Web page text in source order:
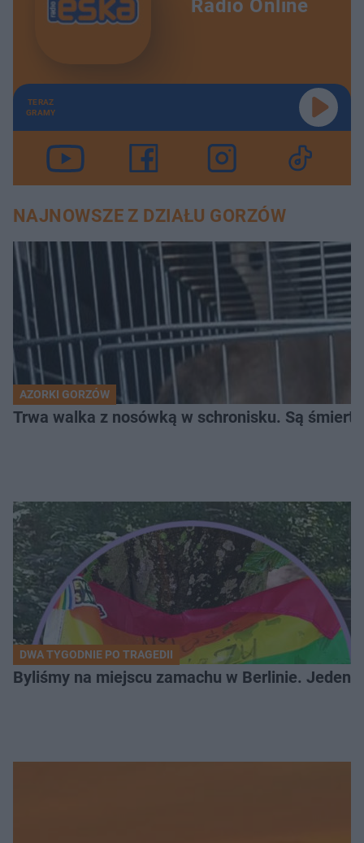
Radio Online
TERAZ
GRAMY
NAJNOWSZE Z DZIAŁU GORZÓW
AZORKI GORZÓW
Trwa walka z nosówką w schronisku. Są
DWA TYGODNIE PO TRAGEDII
Byliśmy na miejscu zamachu w Berlinie. Jeden